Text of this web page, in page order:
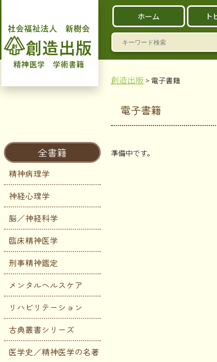
ホーム ト
検
索:
全書籍
精神病理学
神経心理学
脳／神経科学
臨床精神医学
刑事精神鑑定
メンタルヘルスケア
リハビリテーション
古典叢書シリーズ
医学史／精神医学の名著
創造出版 > 電子書籍
電子書籍
準備中です。